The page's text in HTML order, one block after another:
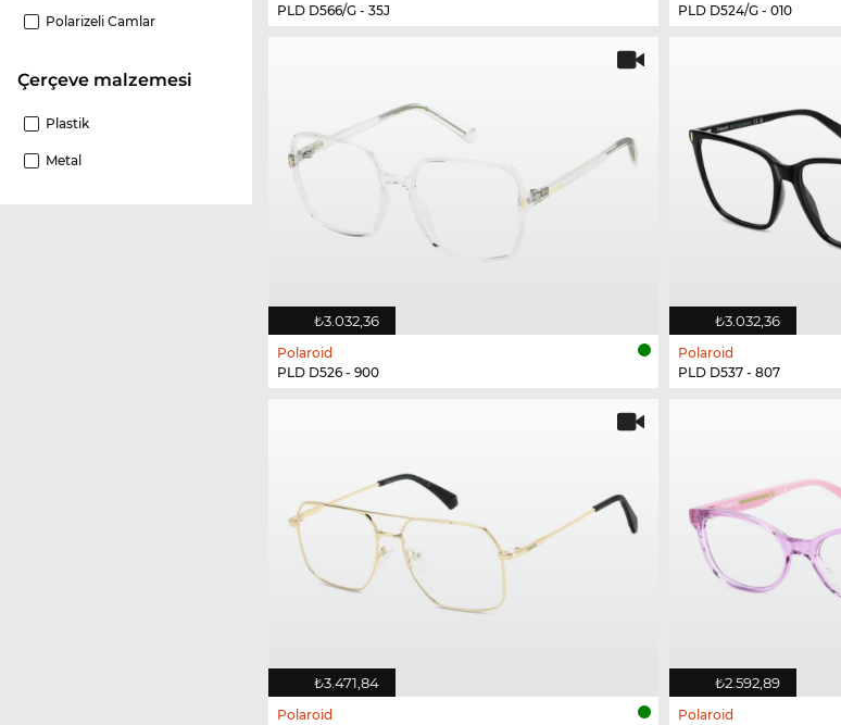
Polarizeli Camlar
Çerçeve malzemesi
Plastik
Metal
PLD D566/G - 35J
PLD D524/G - 010
₺3.032,36
Polaroid
PLD D526 - 900
₺3.032,36
Polaroid
PLD D537 - 807
₺3.471,84
Polaroid
₺2.592,89
Polaroid